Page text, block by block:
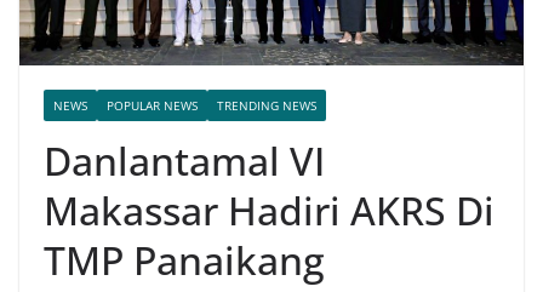
NEWS POPULAR NEWS TRENDING NEWS
Danlantamal VI
Makassar Hadiri AKRS Di
TMP Panaikang